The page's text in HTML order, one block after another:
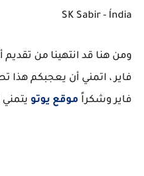
SK Sabir - Índia
ومن هنا قد انتهينا من
فاير ، اتمني أن يعجبكم
فاير وشكراً موقع يوتو